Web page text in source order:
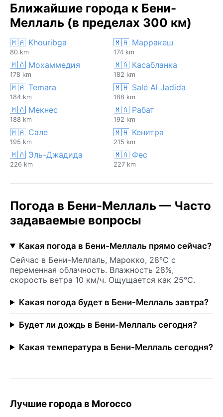
Ближайшие города к Бени-
Меллаль (в пределах 300 км)
🇲🇦 Khouribga
80 km
🇲🇦 Марракеш
174 km
🇲🇦 Мохаммедия
178 km
🇲🇦 Касабланка
182 km
🇲🇦 Temara
184 km
🇲🇦 Salé Al Jadida
188 km
🇲🇦 Мекнес
188 km
🇲🇦 Рабат
192 km
🇲🇦 Сале
195 km
🇲🇦 Кенитра
215 km
🇲🇦 Эль-Джадида
226 km
🇲🇦 Фес
227 km
Погода в Бени-Меллаль — Часто
задаваемые вопросы
Какая погода в Бени-Меллаль прямо сейчас?
Сейчас в Бени-Меллаль, Марокко, 28°C с
переменная облачность. Влажность 28%,
скорость ветра 10 км/ч. Ощущается как 25°C.
Какая погода будет в Бени-Меллаль завтра?
Будет ли дождь в Бени-Меллаль сегодня?
Какая температура в Бени-Меллаль сегодня?
Лучшие города в Morocco